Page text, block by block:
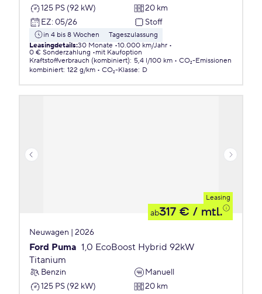
125 PS (92 kW)
20 km
EZ: 05/26 Stoff
in 4 bis 8 Wochen
Tageszulassung
Leasingdetails:30 Monate 10.000 km/Jahr
0 € Sonderzahlung
mit Kaufoption
Kraftstoffverbrauch (kombiniert): 5,4 l/100 km
CO₂-Emissionen
kombiniert: 122 g/km CO₂-Klasse: D
Leasing
ab317 € / mtl.
Neuwagen | 2026
Ford Puma 1,0 EcoBoost Hybrid 92kW
Titanium
Benzin
Manuell
125 PS (92 kW)
20 km